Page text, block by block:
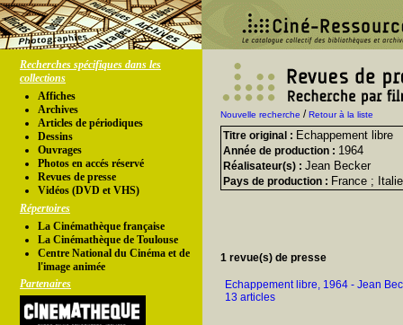
Recherches spécifiques dans les
collections
Affiches
Archives
Articles de périodiques
Dessins
Ouvrages
Photos en accés réservé
Revues de presse
Vidéos (DVD et VHS)
Répertoires
La Cinémathèque française
La Cinémathèque de Toulouse
Centre National du Cinéma et de
l'image animée
Partenaires
Nouvelle recherche /Retour à la liste
Titre original : Echappement libre
Année de production : 1964
Réalisateur(s) : Jean Becker
Pays de production : France ;
1 revue(s) de presse
Echappement libre, 1964 - Jean
13 articles